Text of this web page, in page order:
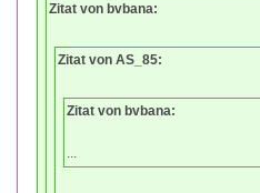
Zitat von bvbana:
Zitat von AS_85:
Zitat von bvbana:
...